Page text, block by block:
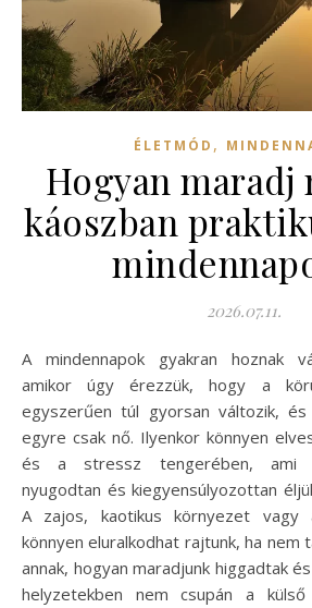
ÉLETMÓD ,
Hogyan maradj
káoszban
2026.07.11.
A mindennapok gyakran hoznak váratlan helyzeteket,
amikor úgy érezzük, hogy a
egyszerűen túl gyorsan változik,
egyre csak nő. Ilyenkor könnyen
és a stressz tengerében, ami
nyugodtan és kiegyensúlyozottan
A zajos, kaotikus környezet vagy
könnyen eluralkodhat rajtunk, ha nem
annak, hogyan maradjunk higgadtak
helyzetekben nem csupán a külső